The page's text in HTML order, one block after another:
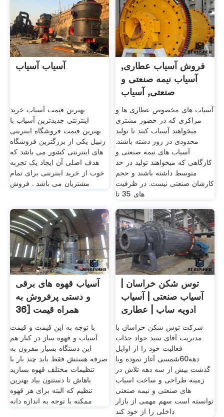
آسیاب آسیاب
بهترین قیمت آسیاب خرید
اینترنتی جدیدترین آسیاب با
بهترین قیمت فروشگاه اینترنتی
زنبیل یکی از بزرگترین فروشگاه
های اینترنتی کشور می باشد که
هدف اصلی آن ایجاد یک تجربه
خوب از خرید اینترنتی برای تمام
مشتریان می باشد . فروش
فروش آسیاب عطاری,
آسیاب نیمه صنعتی و
صنعتی, آسیاب
آسیاب های مخصوص عطاری ها و
مراکزی که در حضور مشتری
میخواهند آسیاب کنند تا تولید
محدودی در روز دشته باشند.
آسیاب های نیمه صنعتی و
کارگاهی که میخواهند تولید در حد
متوسط داشته باشند و حجم
کارشان صنعتی نیست. در ظرفیت
های 35 تا
آسیاب قهوه های برقی
و دستی پرفروش به
همراه قیمت [36
با توجه به این قیمت و قیمت
آسیاب و قهوه ساز در کنار هم
این دستگاه بسیار مقرون به
صرفه هستش فقط باید چند بار با
تنظیمات مختلف قهوه بسازید
باهاش تا دستتون بیاد بهترین
تنظیم که البته برای هر قهوه
ممکنه با توجه به اندازه دانه
توس شکن خراسان |
آسیاب صنعتی | آسیاب
ادویه ساب | عطاری
شرکت توس شکن خراسان با
مدیریت آقای سید جواد جذاب
فعالیت خود را از اوایل
دهه60شمسی آغاز نموده وبا
گذشت بیش از سه دهه تلاش در
زمینه طراحی و ساخت اسیاب
های صنعتی و نیمه صنعتی
توانسته است سهم مهمی از بازار
داخلی را از خود کند